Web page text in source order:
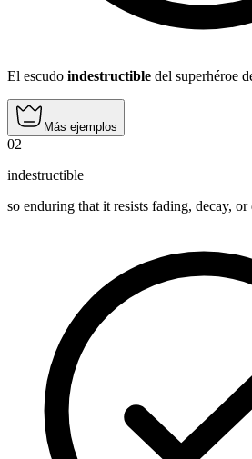
El escudo indestructible del superhéroe
Más ejemplos
02
indestructible
so enduring that it resists fading, decay,